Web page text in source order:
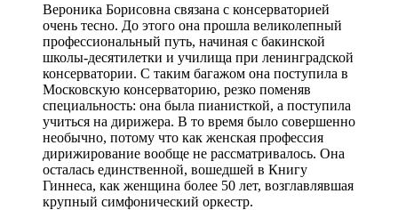
Вероника Борисовна связана с консерваторией
очень тесно. До этого она прошла великолепный
профессиональный путь, начиная с бакинской
школы-десятилетки и училища при ленинградской
консерватории. С таким багажом она поступила в
Московскую консерваторию, резко поменяв
специальность: она была пианисткой, а поступила
учиться на дирижера. В то время было совершенно
необычно, потому что как женская профессия
дирижирование вообще не рассматривалось. Она
осталась единственной, вошедшей в Книгу
Гиннеса, как женщина более 50 лет, возглавлявшая
крупный симфонический оркестр.